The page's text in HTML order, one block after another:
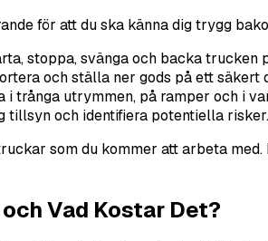
för att du ska känna dig trygg
stoppa, svänga och backa trucken
och ställa ner gods på ett säkert
i trånga utrymmen, på ramper och i
tillsyn och identifiera potentiella
som du kommer att arbeta
Vad Kostar Det?